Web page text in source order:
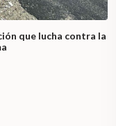
que lucha contra la